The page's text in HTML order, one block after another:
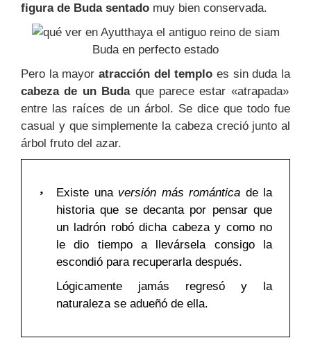
figura de Buda sentado muy bien conservada.
Buda en perfecto estado
Pero la mayor atracción del templo es sin duda la
cabeza de un Budaque parece estar «atrapada»
entre las raíces de un árbol. Se dice que todo fue
casual y que simplemente la cabeza creció junto al
árbol fruto del azar.
Existe unaversión más romántica de la
historia que se decanta por pensar que
un ladrón robó dicha cabeza y como no
le dio tiempo a llevársela consigo la
escondió para recuperarla después.
Lógicamente jamás regresó y la
naturaleza se adueñó de ella.